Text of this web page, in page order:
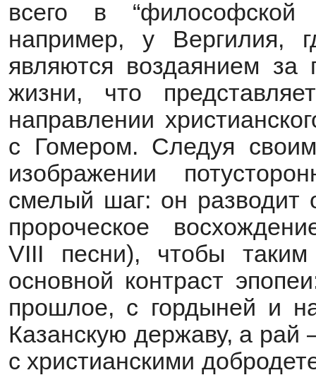
всего в
например, у Вергилия,
являются воздаянием за
жизни, что
направлении
с Гомером. Следуя
изображении
смелый шаг: он разводит
пророческое
VIII песни), чтобы таким
основной контраст
прошлое, с гордыней и
Казанскую державу, а
с христианскими